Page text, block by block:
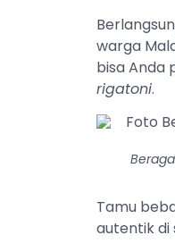
warga
bisa Anda
rigatoni.
Tamu
autentik di